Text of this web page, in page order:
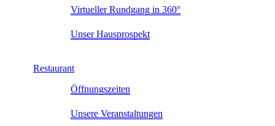
Virtueller Rundgang in 360°
Unser Hausprospekt
Restaurant
Öffnungszeiten
Unsere Veranstaltungen